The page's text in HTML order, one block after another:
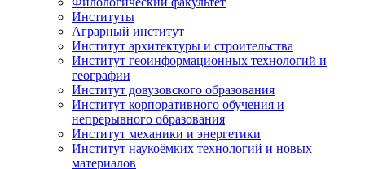
Институты
Аграрный институт
Институт архитектуры и строительства
Институт геоинформационных технологий и
географии
Институт довузовского образования
Институт корпоративного обучения и
непрерывного образования
Институт механики и энергетики
Институт наукоёмких технологий и новых
материалов